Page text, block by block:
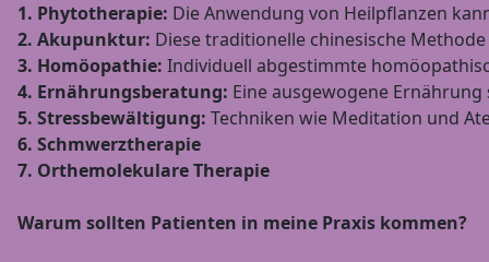
1. Phytotherapie: Die Anwendung von Heilpflanzen
2. Akupunktur: Diese traditionelle chinesische
3. Homöopathie: Individuell abgestimmte
4. Ernährungsberatung: Eine ausgewogene
5. Stressbewältigung: Techniken wie Meditation und
6. Schmwerztherapie
7. Orthemolekulare Therapie
Warum sollten Patienten in meine Praxis kommen?